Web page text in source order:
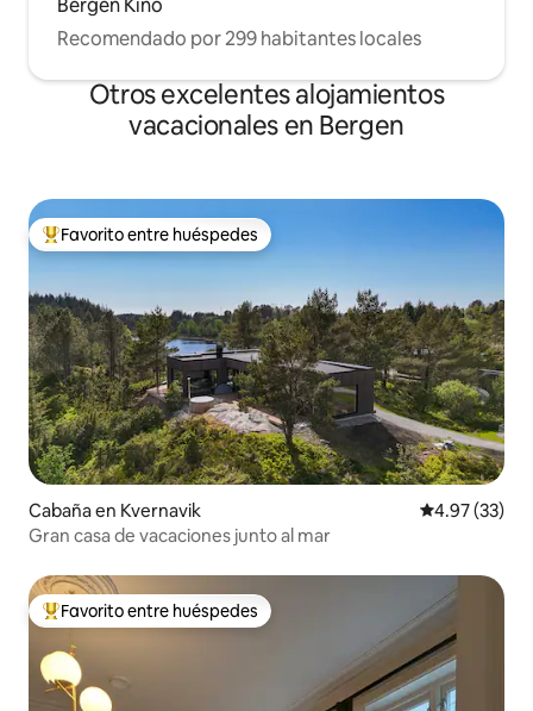
Bergen Kino
Recomendado por 299 habitantes locales
Otros excelentes alojamientos
vacacionales en Bergen
De los mejores en Favorito entre huéspedes
Favorito entre huéspedes
Cabaña en Kvernavik Calificación
4.97 (33)
Gran casa de vacaciones junto al mar
De los mejores en Favorito entre huéspedes
Favorito entre huéspedes